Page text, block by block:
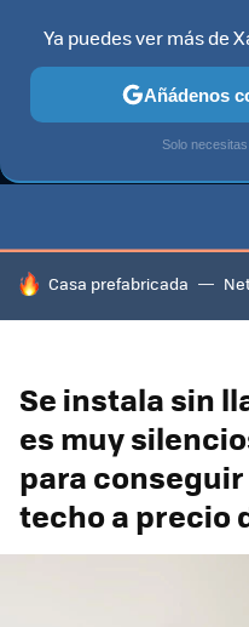
GUÍAS DE COMPRA
HOY SE HABLA DE
Casa prefabricada
Se instala sin
es muy
para
techo a precio
Ya puedes ver más de
Añádenos
Solo